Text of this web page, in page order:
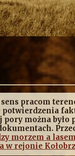
sens pracom
potwierdzenia
można było
morzem a
w rejonie